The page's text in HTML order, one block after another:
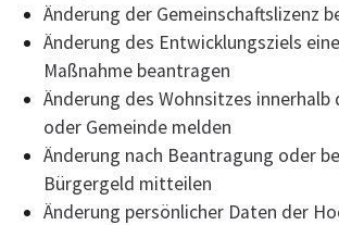
Änderung der Gemeinschaftslizenz
Änderung des Entwicklungsziels
Maßnahme beantragen
Änderung des Wohnsitzes
oder Gemeinde melden
Änderung nach Beantragung oder
Bürgergeld mitteilen
Änderung persönlicher Daten der